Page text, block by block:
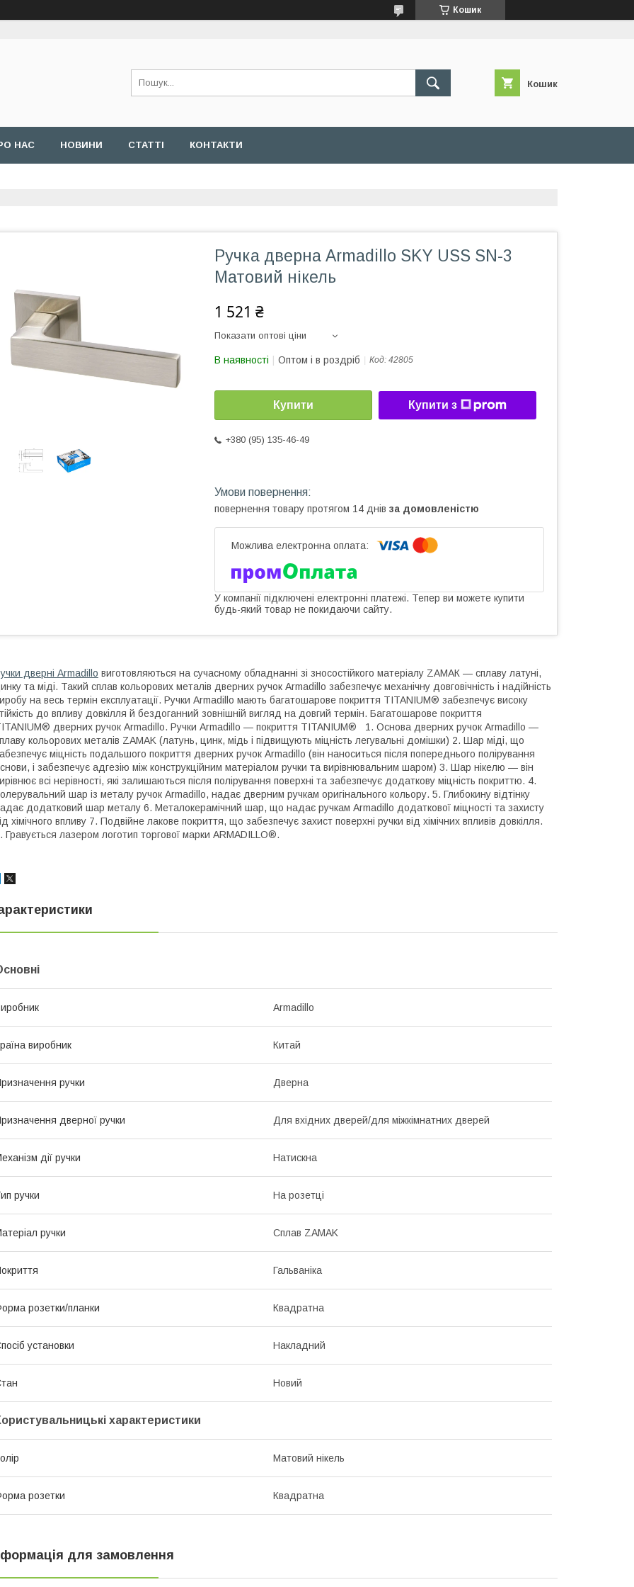
Кошик
Кошик
НАС НОВИНИ СТАТТІ КОНТАКТИ
Ручка дверна Armadillo SKY USS SN-3
Матовий нікель
1 521 ₴
Показати оптові ціни
В наявності Оптом і в роздріб Код: 42805
Купити Купити з
+380 (95) 135-46-49
повернення товару протягом 14 днів за домовленістю
У компанії підключені електронні платежі. Тепер ви можете купити
будь-який товар не покидаючи сайту.
дверні Armadillo виготовляються на сучасному обладнанні зі зносостійкого матеріалу ZAМАК — сплаву латуні,
та міді. Такий сплав кольорових металів дверних ручок Armadillo забезпечує механічну довговічність і надійність
на весь термін експлуатації. Ручки Armadillo мають багатошарове покриття ТITANIUM® забезпечує високу
до впливу довкілля й бездоганний зовнішній вигляд на довгий термін. Багатошарове покриття
дверних ручок Armadillo. Ручки Armadillo — покриття TITANIUM® 1. Основа дверних ручок Armadillo —
кольорових металів ZAMAK (латунь, цинк, мідь і підвищують міцність легувальні домішки) 2. Шар міді, що
міцність подальшого покриття дверних ручок Armadillo (він наноситься після попереднього полірування
і забезпечує адгезію між конструкційним матеріалом ручки та вирівнювальним шаром) 3. Шар нікелю — він
всі нерівності, які залишаються після полірування поверхні та забезпечує додаткову міцність покриттю. 4.
шар із металу ручок Armadillo, надає дверним ручкам оригінального кольору. 5. Глибокину відтінку
додатковий шар металу 6. Металокерамічний шар, що надає ручкам Armadillo додаткової міцності та захисту
хімічного впливу 7. Подвійне лакове покриття, що забезпечує захист поверхні ручки від хімічних впливів довкілля.
Гравується лазером логотип торгової марки ARMADILLO®.
Armadillo
виробник Китай
ручки Дверна
дверної ручки Для вхідних дверей/для міжкімнатних дверей
дії ручки Натискна
ручки На розетці
ручки Сплав ZAMAK
Гальваніка
розетки/планки Квадратна
установки Накладний
Новий
характеристики
Матовий нікель
розетки Квадратна
для замовлення